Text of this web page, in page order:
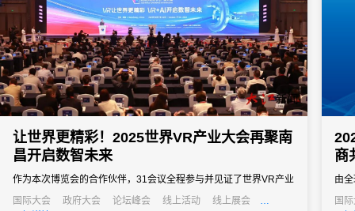
让世界更精彩！2025世界VR产业大会再聚南
昌开启数智未来
作为本次博览会的合作伙伴，31会议全程参与并见证了世界VR产业
大会的飞速发展与深刻变革，并依托专业的会展服务能力与创新技
国际大会 政府大会 论坛峰会 线上活动
线上展会
商
由
发
国